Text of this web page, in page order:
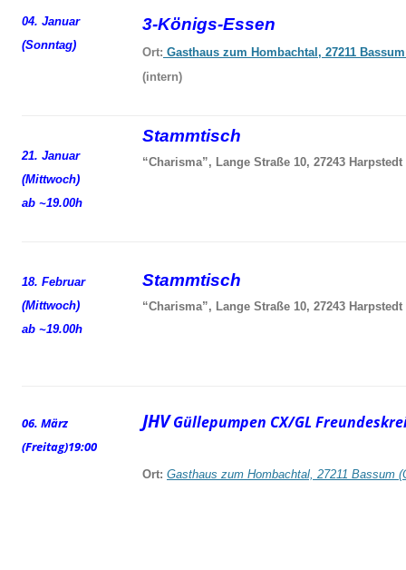
04. Januar
(Sonntag)
3-Königs-Essen
Ort: Gasthaus zum Hombachtal, 27211
(intern)
21. Januar
(Mittwoch)
ab ~19.00h
Stammtisch
“Charisma”, Lange Straße 10, 27243 Harpstedt
18. Februar
(Mittwoch)
ab ~19.00h
Stammtisch
“Charisma”, Lange Straße 10, 27243 Harpstedt
06. März
(Freitag)19:00
JHV Güllepumpen CX/GL
Ort: Gasthaus zum Hombachtal, 27211 Bassum